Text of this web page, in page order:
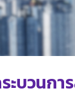
ะบวนก